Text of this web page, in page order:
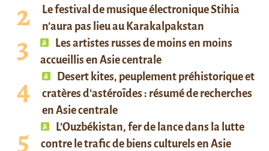
Le festival de musique électronique Stihia
n’aura pas lieu au Karakalpakstan
Les artistes russes de moins en moins
accueillis en Asie centrale
Desert kites, peuplement préhistorique et
cratères d’astéroïdes : résumé de recherches
en Asie centrale
L’Ouzbékistan, fer de lance dans la lutte
contre le trafic de biens culturels en Asie